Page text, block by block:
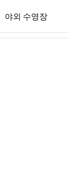
야외 수영장